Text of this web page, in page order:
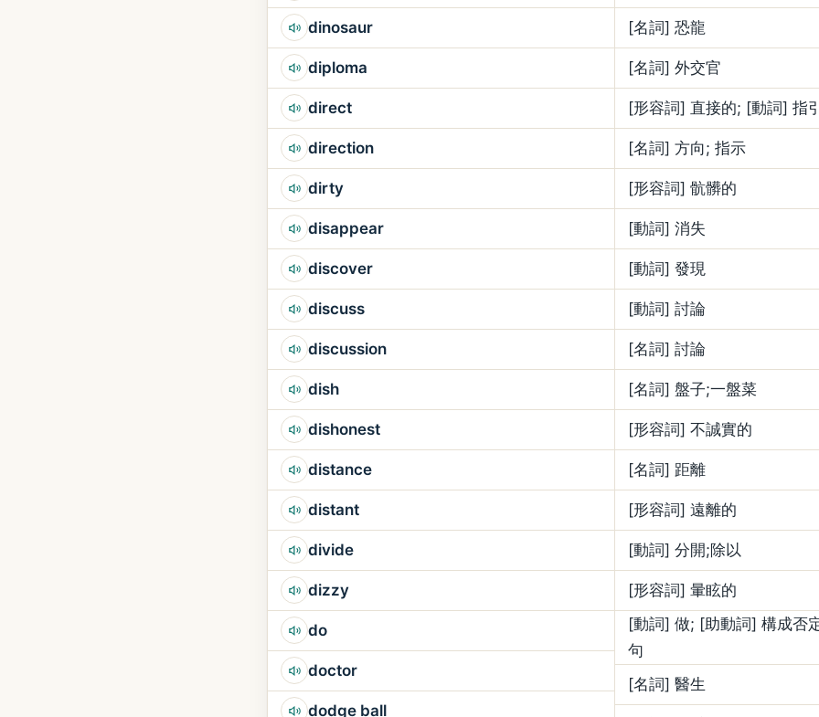
dinosaur
diploma
direct
direction
dirty
disappear
discover
discuss
discussion
dish
dishonest
distance
distant
divide
dizzy
do
doctor
dodge ball
[名詞] 恐龍
[名詞] 外交官
[形容詞] 直接的; [動詞] 指
[名詞] 方向; 指示
[形容詞] 骯髒的
[動詞] 消失
[動詞] 發現
[動詞] 討論
[名詞] 討論
[名詞] 盤子;一盤菜
[形容詞] 不誠實的
[名詞] 距離
[形容詞] 遠離的
[動詞] 分開;除以
[形容詞] 暈眩的
[動詞] 做; [助動詞] 構成否
句
[名詞] 醫生